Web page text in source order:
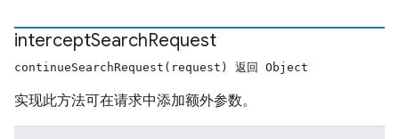
interceptSearchRequest
continueSearchRequest(request) 返回 Object
实现此方法可在请求中添加额外参数。